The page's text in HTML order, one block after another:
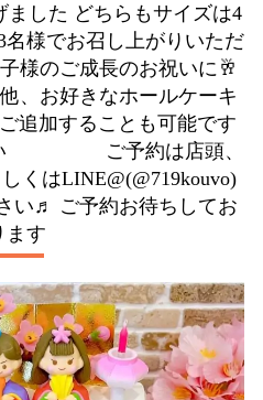
ました どちらもサイズは4
様でお召し上がりいただ
様のご成長のお祝いに🥂
、お好きなホールケーキ
追加することも可能です
い ご予約は店頭、
くはLINE@(@719kouvo)
い♬ ご予約お待ちしてお
ます